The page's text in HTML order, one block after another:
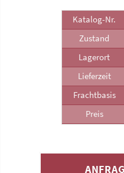
Katalog-Nr.
Zustand
Lagerort
Lieferzeit
Frachtbasis
Preis